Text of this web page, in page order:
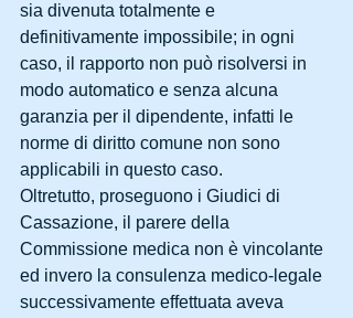
sia divenuta totalmente e
definitivamente impossibile; in ogni
caso, il rapporto non può risolversi in
modo automatico e senza alcuna
garanzia per il dipendente, infatti le
norme di diritto comune non sono
applicabili in questo caso.
Oltretutto, proseguono i Giudici di
Cassazione, il parere della
Commissione medica non è vincolante
ed invero la consulenza medico-legale
successivamente effettuata aveva